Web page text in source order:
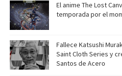
El anime The Lost
temporada por el
Fallece Katsushi
Saint Cloth Series y
Santos de Acero